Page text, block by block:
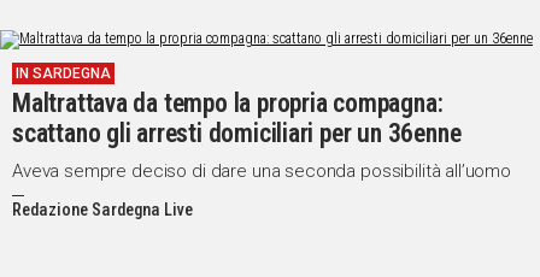
WHATSAPP
Social
IN SARDEGNA
Maltrattava da tempo la propria compagna:
scattano gli arresti domiciliari per un 36enne
Aveva sempre deciso di dare una seconda possibilità all’uomo
Redazione Sardegna Live